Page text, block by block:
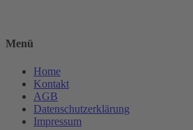
Menü
Home
Kontakt
AGB
Datenschutzerklärung
Impressum